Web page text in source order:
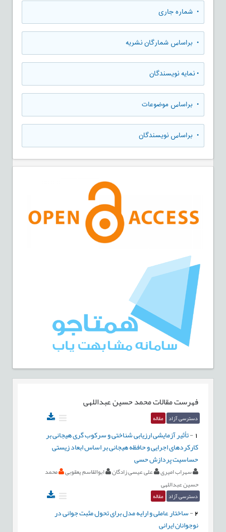
• شماره جاری
• براساس شمارگان نشریه
•نمایه نویسندگان
• براساس موضوعات
• براساس نویسندگان
فهرست مقالاتمحمد حسین عبداللهی
دسترسی آزاد مقاله
-تأثیر آزمایشی ارزیابی شناختی و سرکوب گری هیجانی بر
کارکردهای اجرایی و حافظه هیجانی بر اساس ابعاد زیستی
حساسیت پردازش حسی
سهراب امیری علی عیسی زادگان ابوالقاسم یعقوبی
محمد
حسین عبداللهی
دسترسی آزاد مقاله
2
-ساختار عاملی و ارایه مدل برای تحول مثبت جوانی در
نوجوانان ایرانی